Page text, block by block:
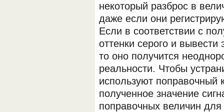
некоторый разброс в
даже если они
Если в соответствии с
оттенки серого и
то оно получится
реальности. Чтобы
используют
полученное значение
поправочных величин